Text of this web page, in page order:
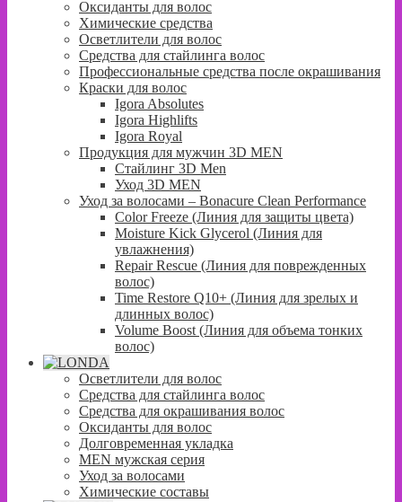
Оксиданты для волос
Химические средства
Осветлители для волос
Средства для стайлинга волос
Профессиональные средства после окрашивания
Краски для волос
Igora Absolutes
Igora Highlifts
Igora Royal
Продукция для мужчин 3D MEN
Стайлинг 3D Men
Уход 3D MEN
Уход за волосами – Bonacure Clean Performance
Color Freeze (Линия для защиты цвета)
Moisture Kick Glycerol (Линия для
увлажнения)
Repair Rescue (Линия для поврежденных
волос)
Time Restore Q10+ (Линия для зрелых и
длинных волос)
Volume Boost (Линия для объема тонких
волос)
Осветлители для волос
Средства для стайлинга волос
Средства для окрашивания волос
Оксиданты для волос
Долговременная укладка
MEN мужская серия
Уход за волосами
Химические составы